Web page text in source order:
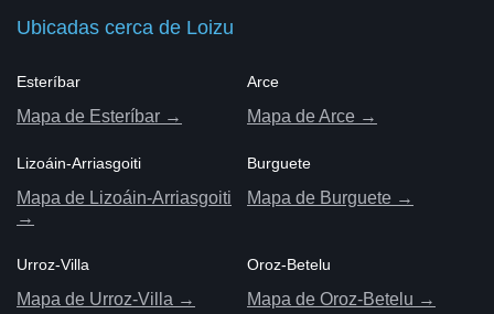
Ubicadas cerca de Loizu
Esteríbar
Mapa de Esteríbar →
Arce
Mapa de Arce →
Lizoáin-Arriasgoiti
Mapa de Lizoáin-Arriasgoiti
→
Burguete
Mapa de Burguete →
Urroz-Villa
Mapa de Urroz-Villa →
Oroz-Betelu
Mapa de Oroz-Betelu →